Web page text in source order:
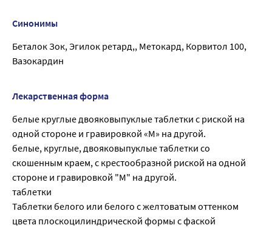
Синонимы
Беталок Зок, Эгилок ретард,, Метокард, Корвитол 100,
Вазокардин
Лекарственная форма
белые круглые двояковыпуклые таблетки с риской на
одной стороне и гравировкой «М» на другой.
белые, круглые, двояковыпуклые таблетки со
скошенным краем, с крестообразной риской на одной
стороне и гравировкой "М" на другой.
таблетки
Таблетки белого или белого с желтоватым оттенком
цвета плоскоцилиндрической формы с фаской